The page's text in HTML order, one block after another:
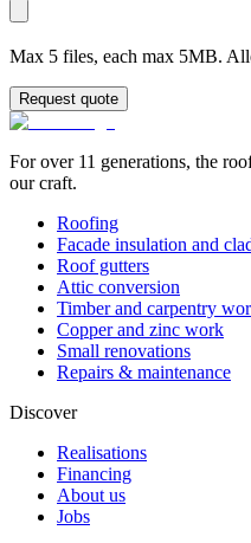
Max 5 files, each max 5MB.
Request quote
For over 11 generations, the
our craft.
Roofing
Facade insulation and
Roof gutters
Attic conversion
Timber and carpentry
Copper and zinc work
Small renovations
Repairs & maintenance
Discover
Realisations
Financing
About us
Jobs